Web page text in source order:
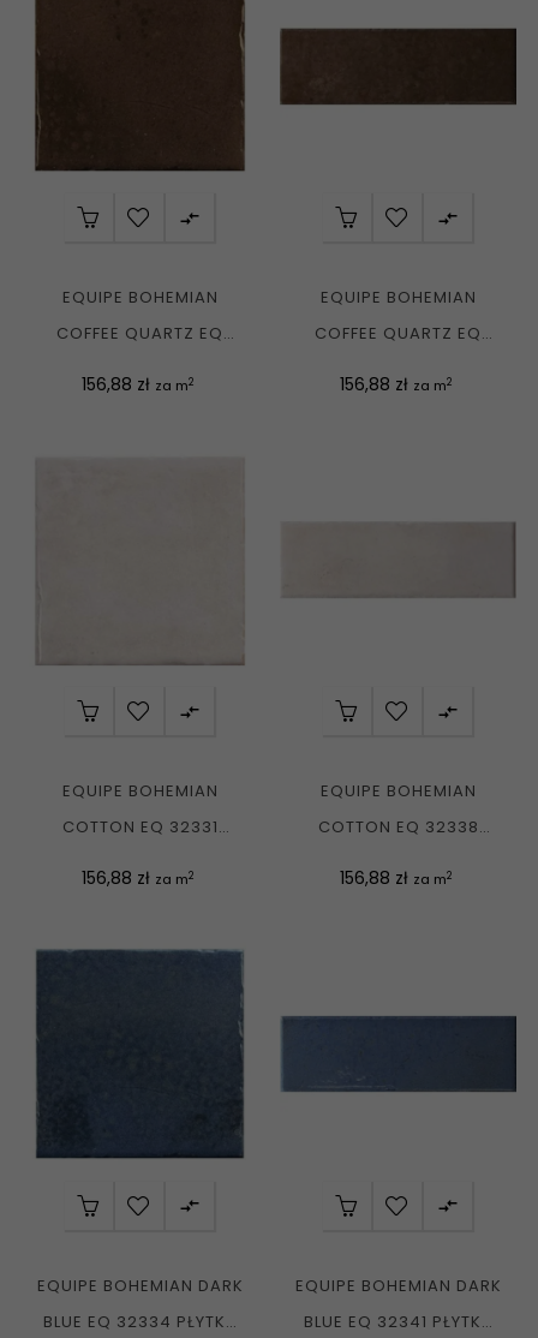

EQUIPE BOHEMIAN
COFFEE QUARTZ EQ
Cena
156,88 zł za m2

EQUIPE BOHEMIAN
COFFEE QUARTZ EQ
Cena
156,88 zł za m2

EQUIPE BOHEMIAN
COTTON EQ 32331
Cena
156,88 zł za m2

EQUIPE BOHEMIAN
COTTON EQ 32338
Cena
156,88 zł za m2

EQUIPE BOHEMIAN DARK
BLUE EQ 32334 PŁYTKA

EQUIPE BOHEMIAN DARK
BLUE EQ 32341 PŁYTKA